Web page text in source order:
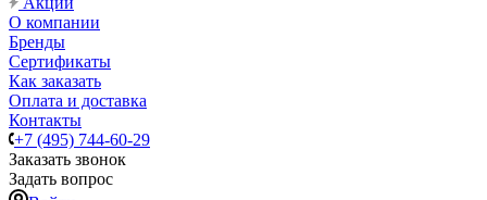
О компании
Бренды
Сертификаты
Как заказать
Оплата и доставка
Контакты
+7 (495) 744-60-29
Заказать звонок
Задать вопрос